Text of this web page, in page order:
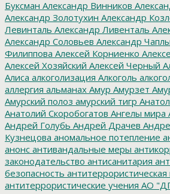
Буксман Александр Винников
Александр Золотухин Александр
Левинталь Александр Ливенталь
Александр Соловьев Александр
Филиппова Алексей Корниенко
Алексей Хозяйский Алексей Черный
Алиса алкоголизация Алкоголь
аллергия альманах Амур Амурзет
Амурский полоз амурский тигр
Анатолий Скоробогатов Ангелы мира
Андрей Голубь Андрей Драчев
Кузнецова аномальное потепление
анонс антивандальные меры
законодательство антисанитария
безопасность антитеррористическая
антитеррористические учения АО